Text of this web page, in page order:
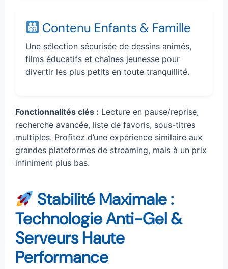
Contenu Enfants & Famille
Une sélection sécurisée de dessins animés,
films éducatifs et chaînes jeunesse pour
divertir les plus petits en toute tranquillité.
Fonctionnalités clés : Lecture en pause/reprise,
recherche avancée, liste de favoris, sous-titres
multiples. Profitez d’une expérience similaire aux
grandes plateformes de streaming, mais à un prix
infiniment plus bas.
Stabilité Maximale :
Technologie Anti-Gel &
Serveurs Haute
Performance